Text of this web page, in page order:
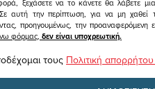
ξεχάσετε να το κάνετε θα λάβετε
Σε αυτή την περίπτωση, για να μη
προηγουμένως, την προαναφερόμενη
φόρμας, δεν είναι υποχρεωτική.
τους Πολιτική απορρήτου